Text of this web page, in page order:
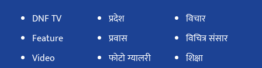
DNF TV
Feature
Video
प्रदेश
प्रवास
फोटो ग्यालरी
विचार
विचित्र संसार
शिक्षा